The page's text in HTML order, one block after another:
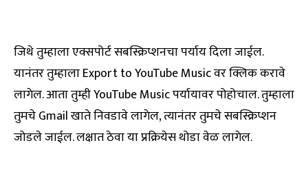
जिथे तुम्हाला एक्सपोर्ट सबस्क्रिप्शनचा पर्याय दिला जाईल.
यानंतर तुम्हाला Export to YouTube Music वर क्लिक करावे
लागेल. आता तुम्ही YouTube Music पर्यायावर पोहोचाल. तुम्हाला
तुमचे Gmail खाते निवडावे लागेल, त्यानंतर तुमचे सबस्क्रिप्शन
जोडले जाईल. लक्षात ठेवा या प्रक्रियेस थोडा वेळ लागेल.